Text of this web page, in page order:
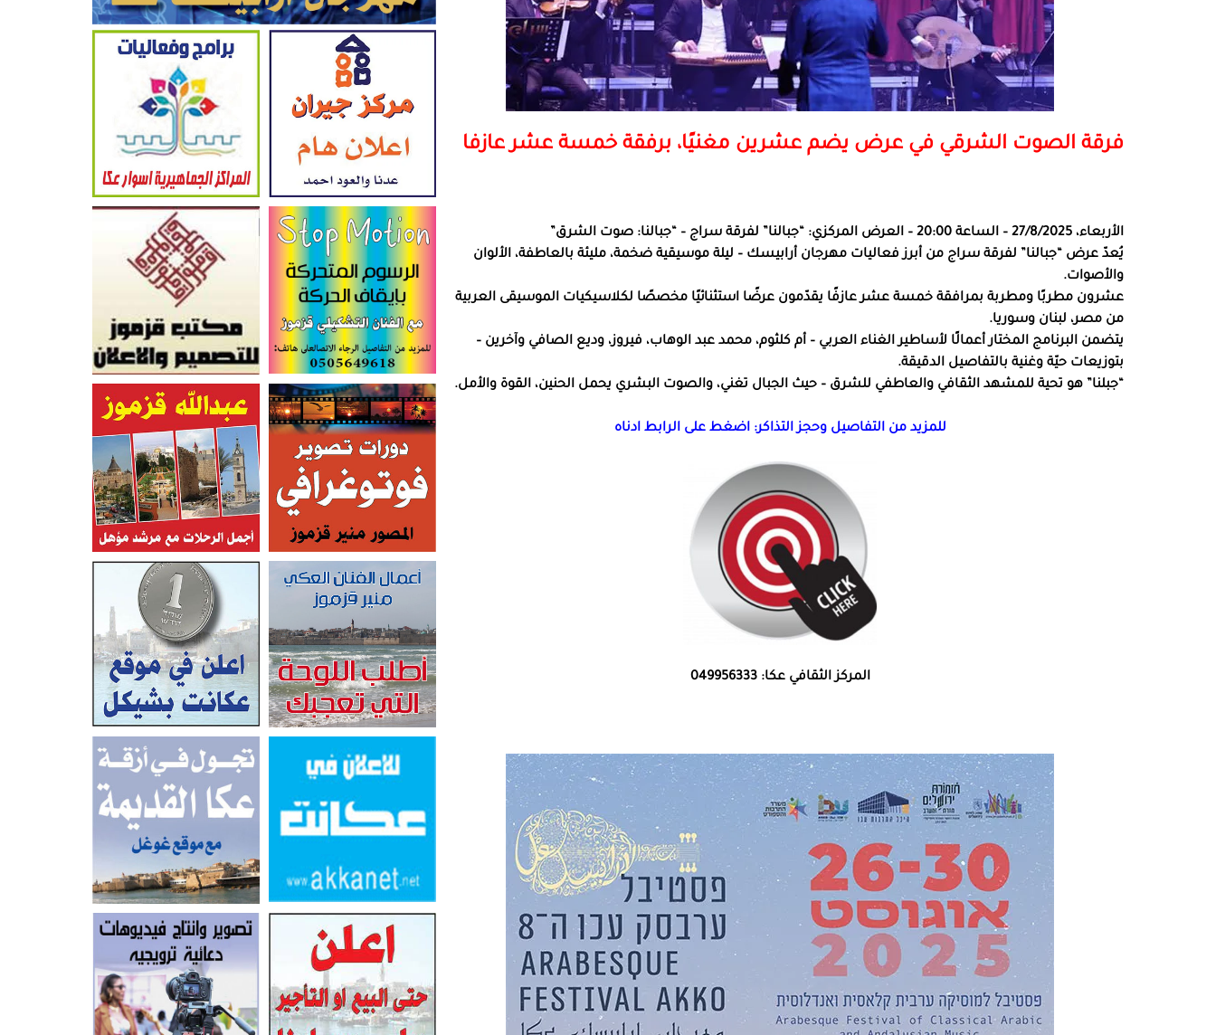
فرقة الصوت الشرقي في عرض يضم عشرين مغنيًا، برفقة خمسة عشر عازفا
الأربعاء، 27/8/2025 – الساعة 20:00 – العرض المركزي: “جبالنا” لفرقة سراج – “جبالنا: صوت الشرق”
يُعدّ عرض “جبالنا” لفرقة سراج من أبرز فعاليات مهرجان أرابيسك – ليلة موسيقية ضخمة، مليئة بالعاطفة، الألوان
والأصوات.
عشرون مطربًا ومطربة بمرافقة خمسة عشر عازفًا يقدّمون عرضًا استثنائيًا مخصصًا لكلاسيكيات الموسيقى العربية
من مصر، لبنان وسوريا.
يتضمن البرنامج المختار أعمالًا لأساطير الغناء العربي – أم كلثوم، محمد عبد الوهاب، فيروز، وديع الصافي وآخرين –
بتوزيعات حيّة وغنية بالتفاصيل الدقيقة.
“جبلنا” هو تحية للمشهد الثقافي والعاطفي للشرق – حيث الجبال تغني، والصوت البشري يحمل الحنين، القوة والأمل.
للمزيد من التفاصيل وحجز التذاكر: اضغط على الرابط ادناه
المركز الثقافي عكا: 049956333